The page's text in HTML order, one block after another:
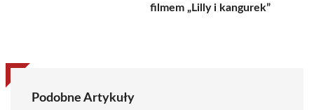
filmem „Lilly i kangurek”
Podobne Artykuły